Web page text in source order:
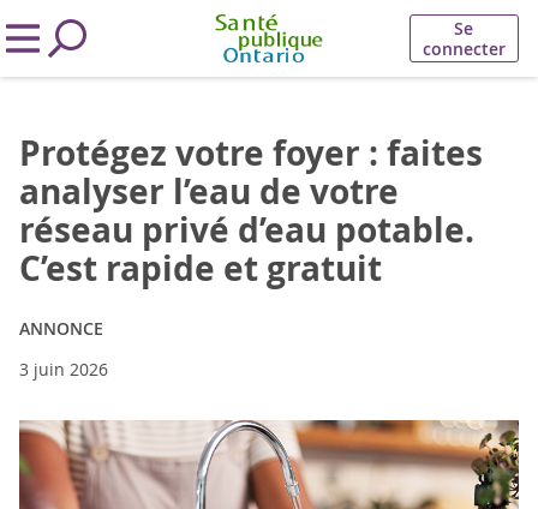
Se
connecter
Protégez votre foyer : faites
analyser l’eau de votre
réseau privé d’eau potable.
C’est rapide et gratuit
ANNONCE
3 juin 2026